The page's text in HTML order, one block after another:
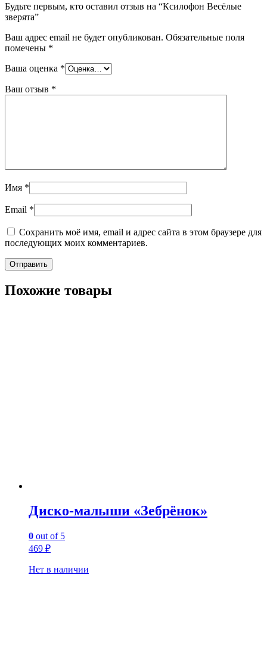
Будьте первым, кто оставил отзыв на “Ксилофон Весёлые
зверята”
Ваш адрес email не будет опубликован. Обязательные поля
помечены *
Ваша оценка *
Ваш отзыв *
Имя *
Email *
Сохранить моё имя, email и адрес сайта в этом браузере для
последующих моих комментариев.
Похожие товары
Диско-малыши «Зебрёнок»
0 out of 5
469 ₽
Нет в наличии